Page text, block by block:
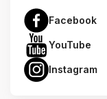
Facebook
YouTube
Instagram